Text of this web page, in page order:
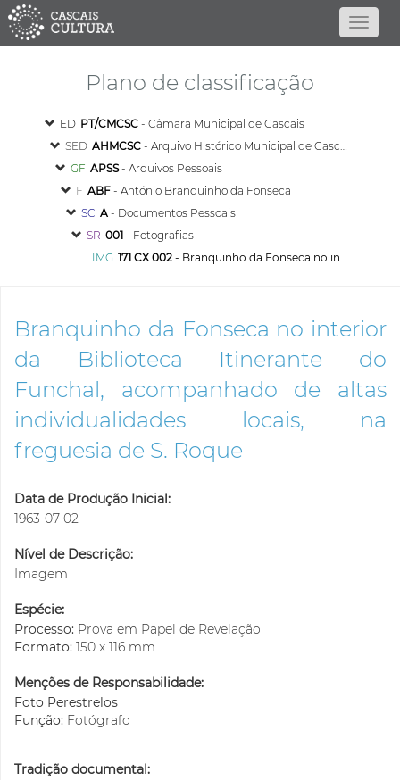
Plano de classificação
ED PT/CMCSC - Câmara Municipal de Cascais
SED AHMCSC - Arquivo Histórico Municipal de Cascais
GF APSS- Arquivos Pessoais
F ABF - António Branquinho da Fonseca
SC A - Documentos Pessoais
SR 001 - Fotografias
IMG 171 CX 002 - Branquinho da Fonseca no interior da Biblioteca Itinerante do Funchal, acompanhado de altas individualidades locais, na freguesia de S. Roque
Branquinho da Fonseca no interior
da Biblioteca Itinerante do
Funchal, acompanhado de altas
individualidades locais, na
freguesia de S. Roque
Data de Produção Inicial:
1963-07-02
Nível de Descrição:
Imagem
Espécie:
Processo: Prova em Papel de Revelação
Formato: 150 x 116 mm
Menções de Responsabilidade:
Foto Perestrelos
Função: Fotógrafo
Tradição documental: